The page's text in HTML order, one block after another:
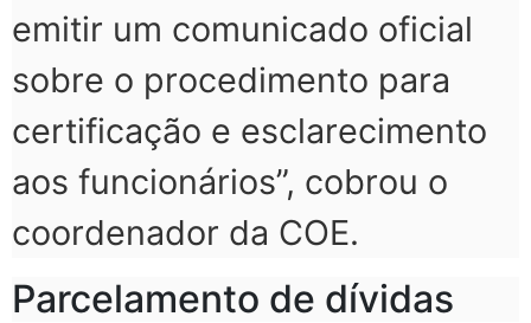
emitir um comunicado oficial
sobre o procedimento para
certificação e esclarecimento
aos funcionários”, cobrou o
coordenador da COE.
Parcelamento de dívidas